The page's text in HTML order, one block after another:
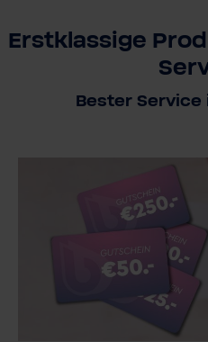
Erstklassige
Bester Service